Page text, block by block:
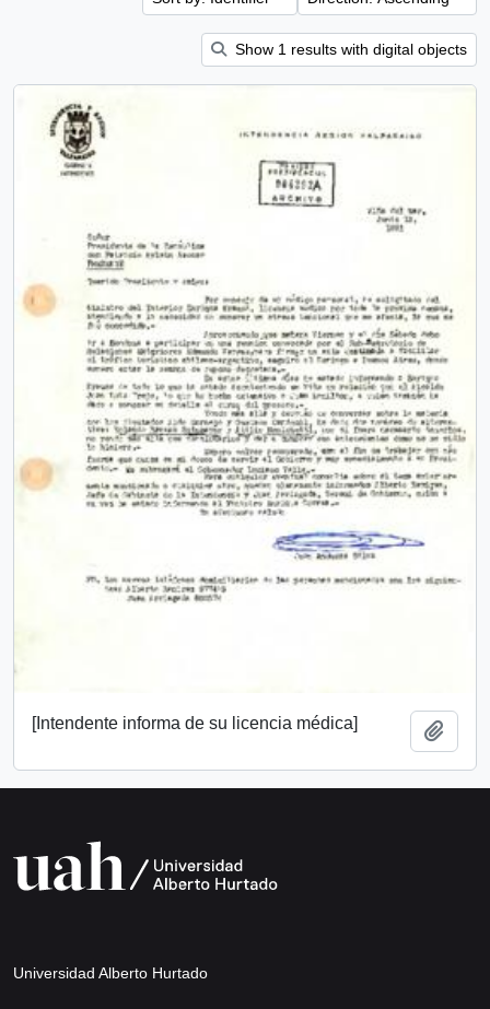
Show 1 results with digital objects
[Intendente informa de su licencia médica]
Universidad Alberto Hurtado